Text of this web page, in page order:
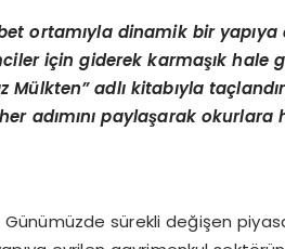
ortamıyla dinamik bir
için giderek karmaşık
Mülkten” adlı kitabıyla taçlandı
her adımını paylaşarak
Günümüzde sürekli değişen